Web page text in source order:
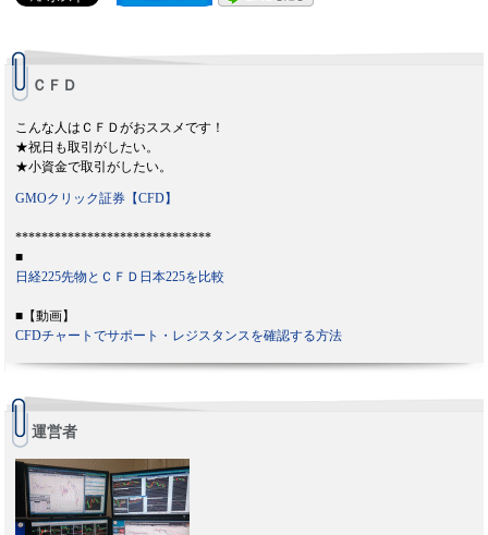
ＣＦＤ
こんな人はＣＦＤがおススメです！
★祝日も取引がしたい。
★小資金で取引がしたい。
GMOクリック証券【CFD】
******************************
■
日経225先物とＣＦＤ日本225を比較
■【動画】
CFDチャートでサポート・レジスタンスを確認する方法
運営者